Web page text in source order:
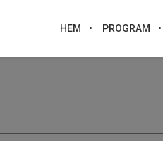
HEM PROGRAM